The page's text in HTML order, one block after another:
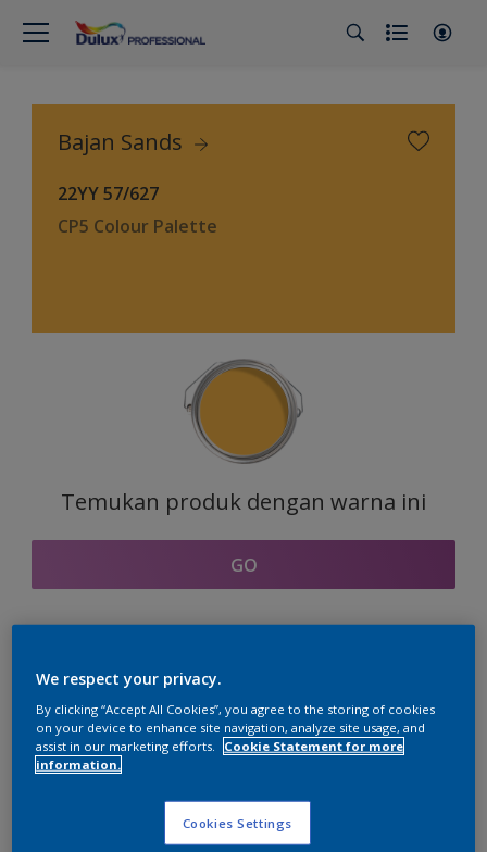
Bajan Sands
22YY 57/627
CP5 Colour Palette
Temukan produk dengan warna ini
GO
Bagian kordinasi warna
We respect your privacy.
By clicking “Accept All Cookies”, you agree to the storing of cookies
on your device to enhance site navigation, analyze site usage, and
assist in our marketing efforts.
Cookie Statement for more
information.
Cookies Settings